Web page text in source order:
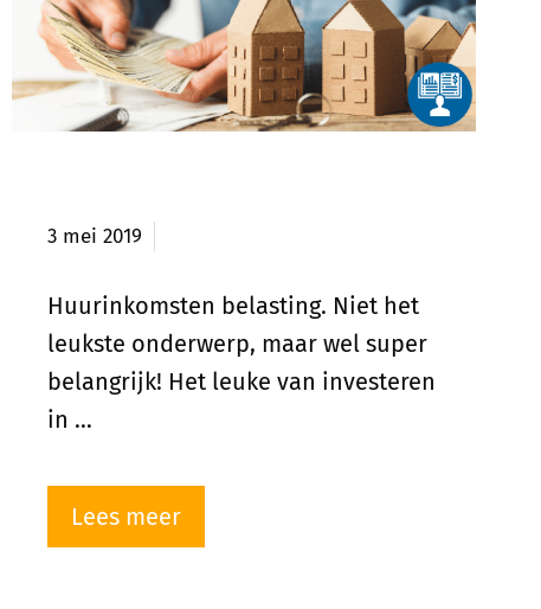
3 mei 2019
Huurinkomsten belasting. Niet het
leukste onderwerp, maar wel super
belangrijk! Het leuke van investeren
in …
Lees meer